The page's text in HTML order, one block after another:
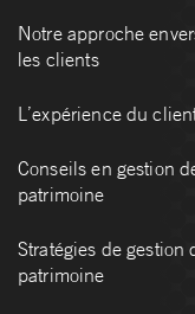
Notre approche
les clients
L’expérience du
Conseils en gestion
patrimoine
Stratégies de gestion
patrimoine